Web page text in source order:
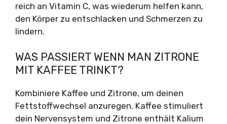
reich an Vitamin C, was wiederum helfen kann,
den Körper zu entschlacken und Schmerzen zu
lindern.
WAS PASSIERT WENN MAN ZITRONE
MIT KAFFEE TRINKT?
Kombiniere Kaffee und Zitrone, um deinen
Fettstoffwechsel anzuregen. Kaffee stimuliert
dein Nervensystem und Zitrone enthält Kalium